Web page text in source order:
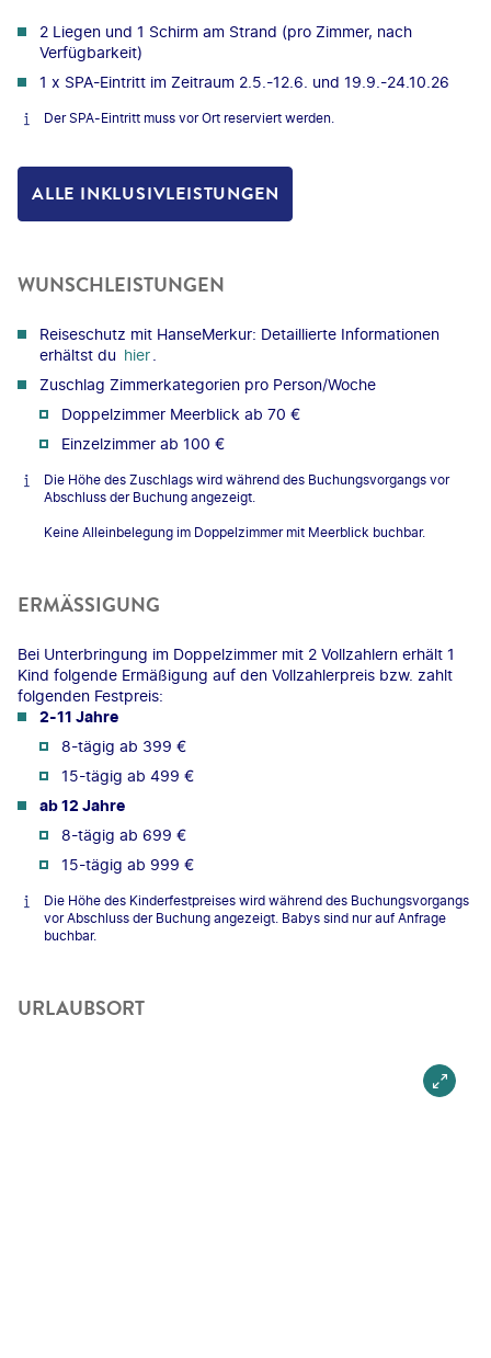
2 Liegen und 1 Schirm am Strand (pro Zimmer, nach
Verfügbarkeit)
1 x SPA-Eintritt im Zeitraum 2.5.-12.6. und 19.9.-24.10.26
Der SPA-Eintritt muss vor Ort reserviert werden.
ALLE INKLUSIVLEISTUNGEN
WUNSCHLEISTUNGEN
Reiseschutz mit HanseMerkur: Detaillierte Informationen
erhältst du hier
Zuschlag Zimmerkategorien pro Person/Woche
Doppelzimmer Meerblick ab 70 €
Einzelzimmer ab 100 €
Die Höhe des Zuschlags wird während des Buchungsvorgangs vor
Abschluss der Buchung angezeigt.
Keine Alleinbelegung im Doppelzimmer mit Meerblick buchbar.
ERMÄSSIGUNG
Bei Unterbringung im Doppelzimmer mit 2 Vollzahlern erhält 1
Kind folgende Ermäßigung auf den Vollzahlerpreis bzw. zahlt
folgenden Festpreis:
2-11 Jahre
8-tägig ab 399 €
15-tägig ab 499 €
ab 12 Jahre
8-tägig ab 699 €
15-tägig ab 999 €
Die Höhe des Kinderfestpreises wird während des Buchungsvorgangs
vor Abschluss der Buchung angezeigt. Babys sind nur auf Anfrage
buchbar.
URLAUBSORT